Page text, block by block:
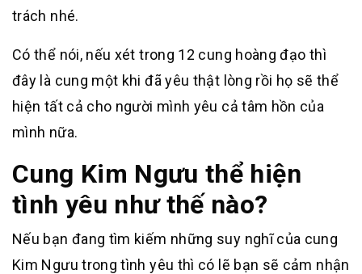
trách nhé.
Có thể nói, nếu xét trong 12 cung hoàng đạo thì
đây là cung một khi đã yêu thật lòng rồi họ sẽ thể
hiện tất cả cho người mình yêu cả tâm hồn của
mình nữa.
Cung Kim Ngưu thể hiện
tình yêu như thế nào?
Nếu bạn đang tìm kiếm những suy nghĩ của cung
Kim Ngưu trong tình yêu thì có lẽ bạn sẽ cảm nhận